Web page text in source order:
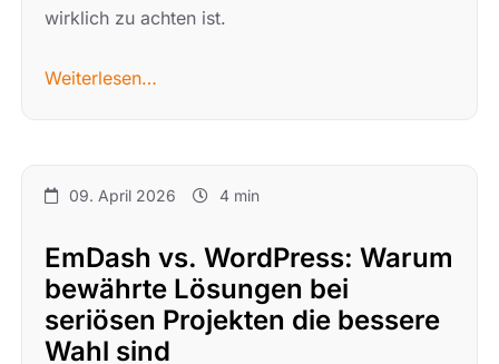
wirklich zu achten ist.
Weiterlesen…
09. April 2026 4 min
EmDash vs. WordPress: Warum
bewährte Lösungen bei
seriösen Projekten die bessere
Wahl sind